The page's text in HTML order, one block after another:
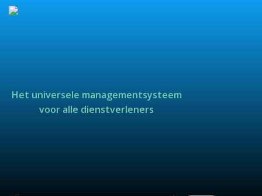
Het universele managementsysteem
voor alle dienstverleners